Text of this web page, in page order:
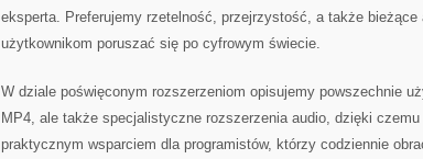
eksperta. Preferujemy rzetelność, przejrzystość, a także bieżące
użytkownikom poruszać się po cyfrowym świecie.
W dziale poświęconym rozszerzeniom opisujemy powszechnie
MP4, ale także specjalistyczne rozszerzenia audio, dzięki
praktycznym wsparciem dla programistów, którzy codziennie